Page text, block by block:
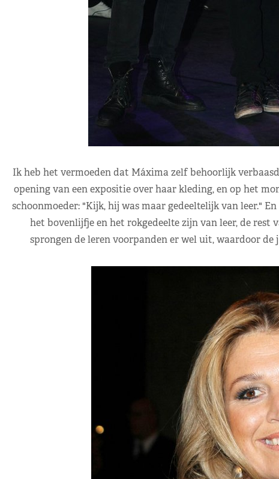
Ik heb het vermoeden dat Máxima zelf behoorlijk
opening van een expositie over haar kleding, en op het
schoonmoeder: "Kijk, hij was maar gedeeltelijk van leer."
het bovenlijfje en het rokgedeelte zijn van leer, de
sprongen de leren voorpanden er wel uit, waardoor